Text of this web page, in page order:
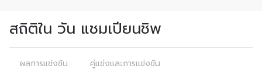
สถิติใน วัน แชมเปียนชิพ
ผลการแข่งขัน คู่แข่งและการแข่งขัน